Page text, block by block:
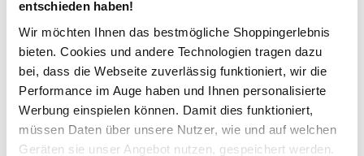
entschieden haben!
Wir möchten Ihnen das bestmögliche Shoppingerlebnis
bieten. Cookies und andere Technologien tragen dazu
bei, dass die Webseite zuverlässig funktioniert, wir die
Performance im Auge haben und Ihnen personalisierte
Werbung einspielen können. Damit dies funktioniert,
müssen Daten über unsere Nutzer, wie und auf welchen
Geräten sie unser Angebot nutzen, gespeichert werden.
In den Warenkorb
Schneller DHL Versand: in 1–3 Werktagen
Kostenfreie Rücksendung innerhalb 14 Tage
Kostenlose Filiallieferung in Ihre Wunschfiliale